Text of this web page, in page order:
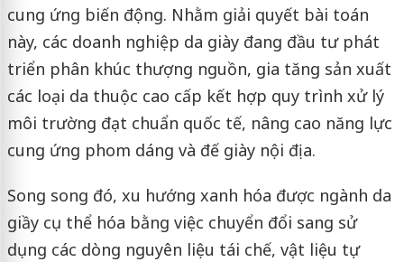
cung ứng biến động. Nhằm giải quyết bài toán
này, các doanh nghiệp da giày đang đầu tư phát
triển phân khúc thượng nguồn, gia tăng sản xuất
các loại da thuộc cao cấp kết hợp quy trình xử lý
môi trường đạt chuẩn quốc tế, nâng cao năng lực
cung ứng phom dáng và đế giày nội địa.
Song song đó, xu hướng xanh hóa được ngành da
giầy cụ thể hóa bằng việc chuyển đổi sang sử
dụng các dòng nguyên liệu tái chế, vật liệu tự